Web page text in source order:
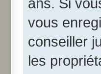
vous
conseiller
les